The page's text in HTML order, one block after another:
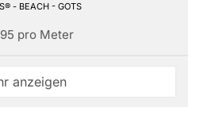
- BEACH - GOTS
pro Meter
anzeigen